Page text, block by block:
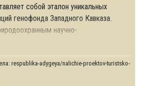
собой эталон уникальных
генофонда Западного Кавказа.
научно-
respublika-adygeya/nalichie-proektov-turistsko-